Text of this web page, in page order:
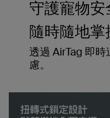
守護寵物安
隨時隨地掌
透過 AirTag 即
慮。